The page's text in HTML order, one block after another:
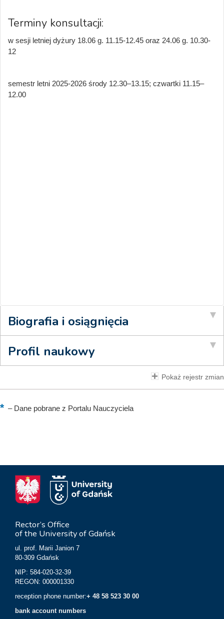
Terminy konsultacji:
w sesji letniej dyżury 18.06 g. 11.15-12.45 oraz 24.06 g. 10.30-
12
semestr letni 2025-2026 środy 12.30–13.15; czwartki 11.15–
12.00
Biografia i osiągnięcia
Profil naukowy
Pokaż rejestr zmian
–Dane pobrane z Portalu Nauczyciela
Rector’s Office
of the University of Gdańsk
ul. prof. Marii Janion 7
80-309 Gdańsk
NIP: 584-020-32-39
REGON: 000001330
reception phone number:+ 48 58 523 30 00
bank account numbers